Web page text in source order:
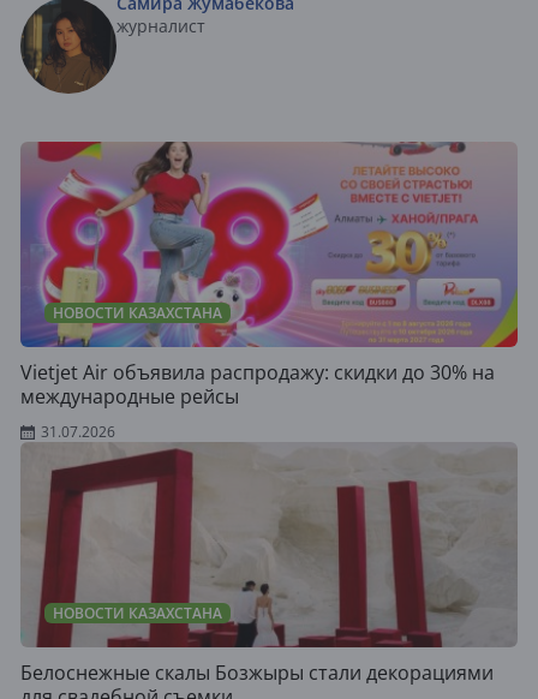
журналист
НОВОСТИ КАЗАХСТАНА
Vietjet Air объявила распродажу: скидки до 30% на
международные рейсы
31.07.2026
НОВОСТИ КАЗАХСТАНА
Белоснежные скалы Бозжыры стали декорациями